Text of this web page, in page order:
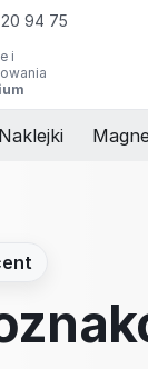
94 75
i
Naklejki